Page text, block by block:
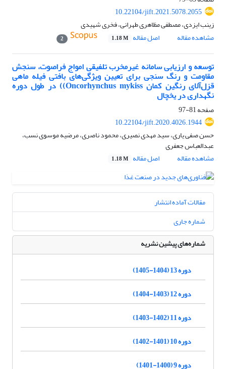
10.22104/jift.2021.5078.2055
زینب ایزدی، مصطفی مظاهری طهرانی، فخری شهیدی
مشاهده مقاله
اصل مقاله 1.18 M
2
توسعه و ارزیابی سامانه غیر‌مخرب تلفیقی امواج فراصوت، سنجش
مقاومت و رنگ سنجی برای تعیین ویژگی‌های بافتی فیله ماهی
قزل‌آلای رنگین کمان Oncorhynchus mykiss)) در طول دوره
نگهداری در یخچال
صفحه81-97
10.22104/jift.2020.4026.1944
حسن صفی یاری، سید مهدی نصیری، محمود ناصری، مرضیه موسوی نسب،
عبدالعباس جعفری
مشاهده مقاله
اصل مقاله 1.18 M
مقالات آماده انتشار
شماره جاری
شماره‌های پیشین نشریه
دوره 13 (1404-1405)
دوره 12 (1403-1404)
دوره 11 (1402-1403)
دوره 10 (1401-1402)
دوره 9 (1400-1401)